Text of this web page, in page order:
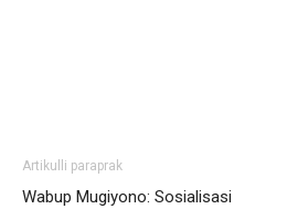
Artikulli paraprak
Wabup Mugiyono: Sosialisasi